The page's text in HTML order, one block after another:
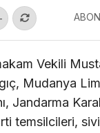
Vekili
Mudanya
Jandarma
temsilcileri,